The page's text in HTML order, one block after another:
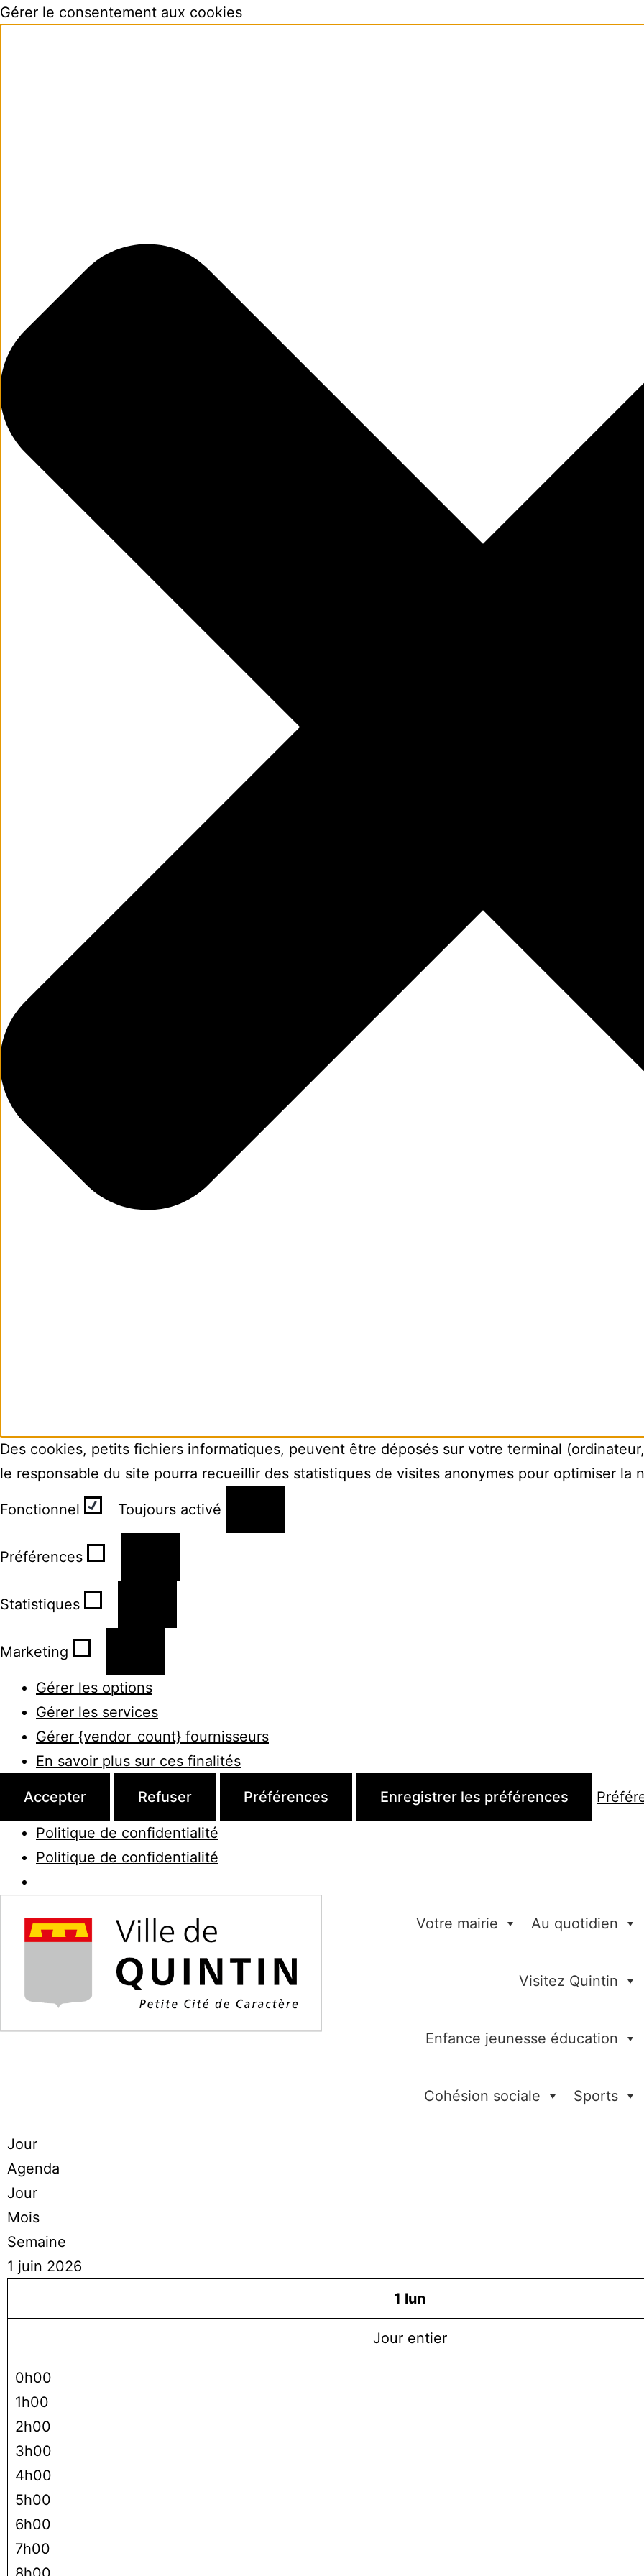
Gérer le consentement aux cookies
Des cookies, petits fichiers informatiques, peuvent être déposés sur votre terminal
le responsable du site pourra recueillir des statistiques de visites anonymes pour optimiser la
Fonctionnel Toujours activé
Préférences
Statistiques
Marketing
Gérer les options
Gérer les services
Gérer {vendor_count} fournisseurs
En savoir plus sur ces finalités
Accepter Refuser Préférences Enregistrer les préférences
Politique de confidentialité
Politique de confidentialité
Votre mairie Au quotidien
Visitez Quintin
Enfance jeunesse éducation
Cohésion sociale Sports
Jour
Agenda
Jour
Mois
Semaine
1 juin 2026
1 lun
Jour entier
0h00
1h00
2h00
3h00
4h00
5h00
6h00
7h00